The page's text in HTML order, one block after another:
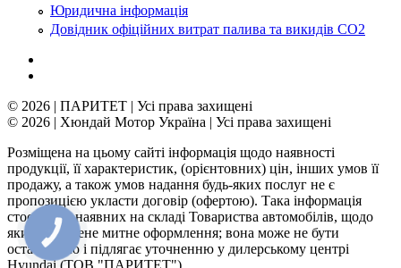
Юридична інформація
Довідник офіційних витрат палива та викидів СО2
© 2026 | ПАРИТЕТ | Усі права захищені
© 2026 | Хюндай Мотор Україна | Усі права захищені
Розміщена на цьому сайті інформація щодо наявності
продукції, її характеристик, (орієнтовних) цін, інших умов її
продажу, а також умов надання будь-яких послуг не є
пропозицією укласти договір (офертою). Така інформація
стосується наявних на складі Товариства автомобілів, щодо
яких здійснене митне оформлення; вона може не бути
остаточною і підлягає уточненню у дилерському центрі
Hyundai (ТОВ "ПАРИТЕТ").
КНОПКА
ЗВ'ЯЗКУ